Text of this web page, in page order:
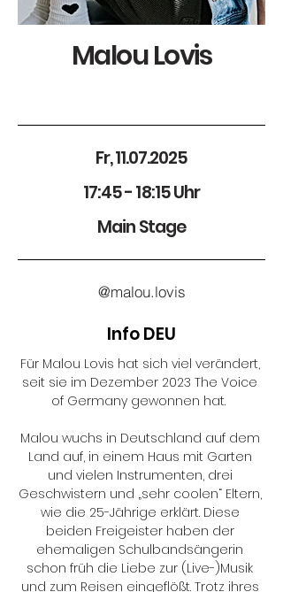
Malou Lovis
Fr,11.07.2025
17:45 - 18:15 Uhr
Main Stage
@malou.lovis
Info DEU
Für Malou Lovis hat sich viel verändert,
seit sie im Dezember 2023 The Voice
of Germany gewonnen hat.
Malou wuchs in Deutschland auf dem
Land auf, in einem Haus mit Garten
und vielen Instrumenten, drei
Geschwistern und „sehr coolen“ Eltern,
wie die 25-Jährige erklärt. Diese
beiden Freigeister haben der
ehemaligen Schulbandsängerin
schon früh die Liebe zur (Live-)Musik
und zum Reisen eingeflößt. Trotz ihres